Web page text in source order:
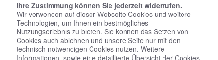
Ihre Zustimmung können Sie jederzeit widerrufen.
Wir verwenden auf dieser Webseite Cookies und weitere
Technologien, um Ihnen ein bestmögliches
Nutzungserlebnis zu bieten. Sie können das Setzen von
Cookies auch ablehnen und unsere Seite nur mit den
technisch notwendigen Cookies nutzen. Weitere
Informationen, sowie eine detaillierte Übersicht der Cookies